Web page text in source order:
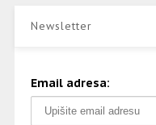
Newsletter
Email adresa: